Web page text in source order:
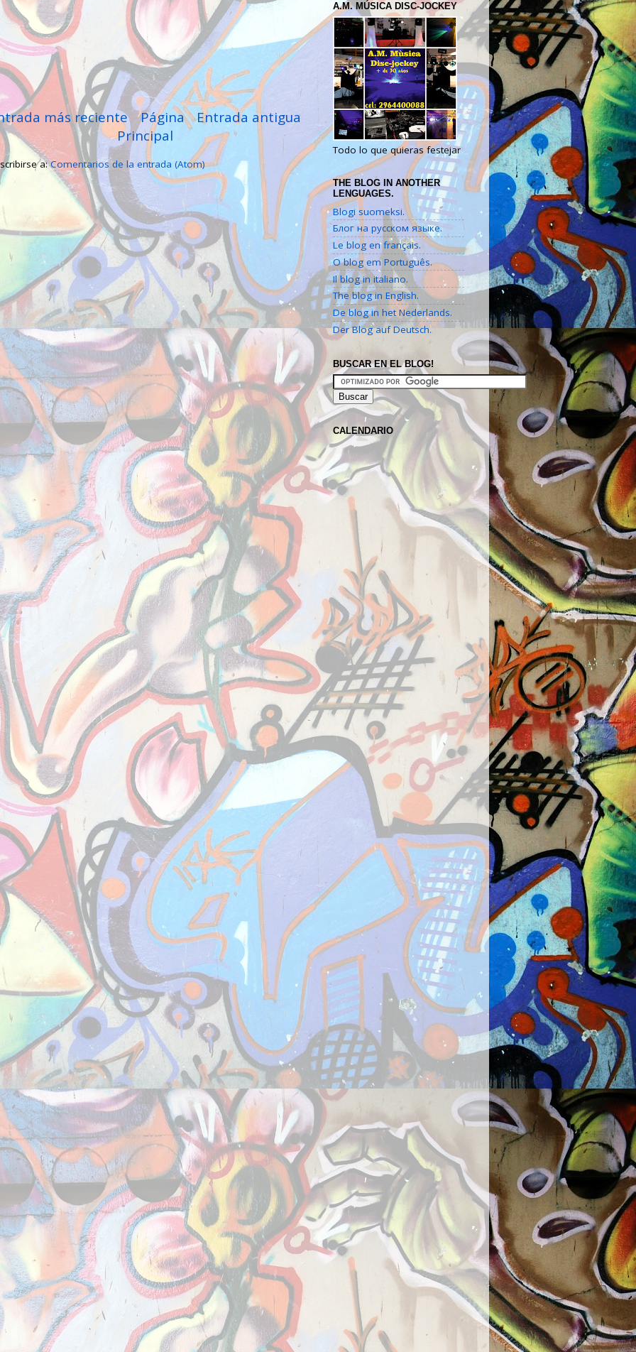
más reciente Entrada antigua
Página
Principal
a:Comentarios de la entrada (Atom)
A.M. MÚSICA DISC-JOCKEY
Todo lo que quieras festejar
THE BLOG IN ANOTHER
LENGUAGES.
Blogi suomeksi.
Блог на русском языке.
Le blog en français.
O blog em Português.
Il blog in italiano.
The blog in English.
De blog in het Nederlands.
Der Blog auf Deutsch.
BUSCAR EN EL BLOG!
CALENDARIO